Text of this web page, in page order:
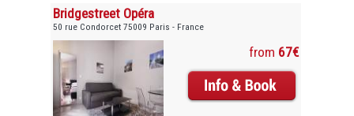
Bridgestreet Opéra
50 rue Condorcet 75009 Paris - France
from 67€